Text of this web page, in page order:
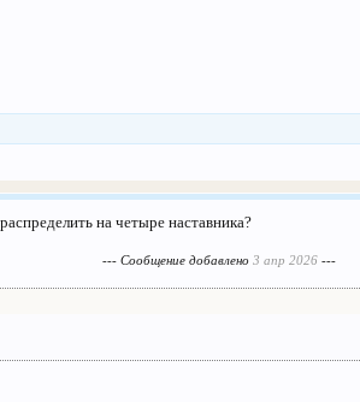
на четыре наставника?
--- Сообщение добавлено 3 апр 2026 ---